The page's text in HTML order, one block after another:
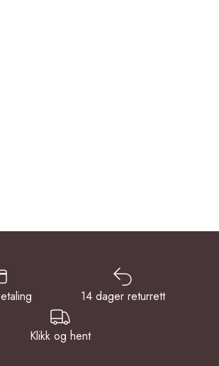
14 dager returrett
Klikk og hent